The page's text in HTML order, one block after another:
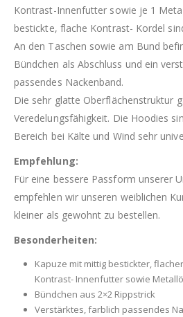
Kontrast-Innenfutter sowie je 1
bestickte, flache Kontrast- Kordel
An den Taschen sowie am Bund
Bündchen als Abschluss und ein
passendes Nackenband.
Die sehr glatte Oberflächenstruktur
Veredelungsfähigkeit. Die Hoodies
Bereich bei Kälte und Wind sehr
Empfehlung:
Für eine bessere Passform unserer
empfehlen wir unseren weiblichen
kleiner als gewohnt zu bestellen.
Besonderheiten:
Kapuze mit mittig bestickter,
Kontrast- Innenfutter sowie
Bündchen aus 2×2 Rippstrick
Verstärktes, farblich passendes